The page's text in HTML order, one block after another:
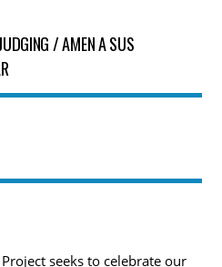
/ AMEN A SUS
seeks to celebrate our